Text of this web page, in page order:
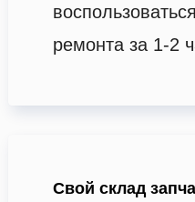
ремонта за 1-2
Свой склад